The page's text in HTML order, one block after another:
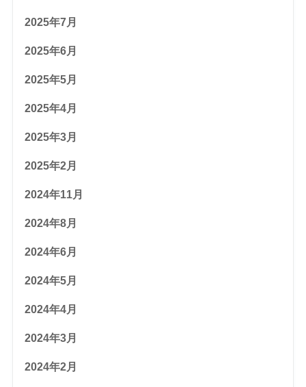
2025年7月
2025年6月
2025年5月
2025年4月
2025年3月
2025年2月
2024年11月
2024年8月
2024年6月
2024年5月
2024年4月
2024年3月
2024年2月